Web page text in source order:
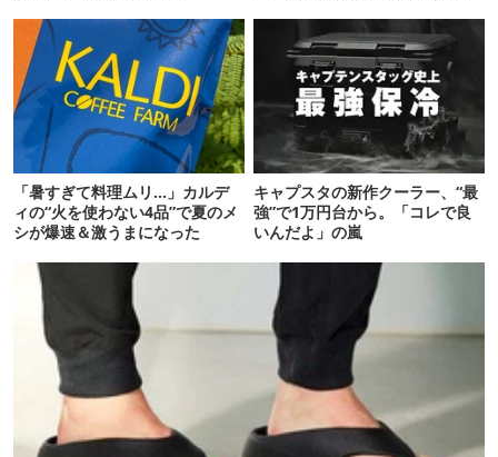
「暑すぎて料理ムリ…」カルデ
ィの“火を使わない4品”で夏のメ
シが爆速＆激うまになった
キャプスタの新作クーラー、“最
強”で1万円台から。「コレで良
いんだよ」の嵐